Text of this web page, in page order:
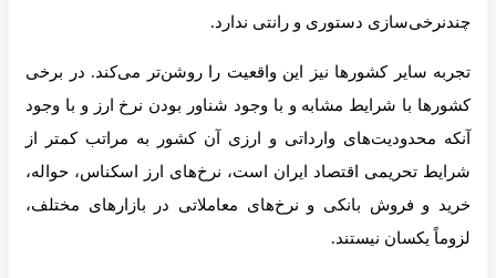
چندنرخی‌سازی دستوری و رانتی ندارد.
تجربه سایر کشورها نیز این واقعیت را روشن‌تر می‌کند. در برخی
کشورها با شرایط مشابه و با وجود شناور بودن نرخ ارز و با وجود
آنکه محدودیت‌های وارداتی و ارزی آن کشور به مراتب کمتر از
شرایط تحریمی اقتصاد ایران است، نرخ‌های ارز اسکناس، حواله،
خرید و فروش بانکی و نرخ‌های معاملاتی در بازارهای مختلف،
لزوماً یکسان نیستند.